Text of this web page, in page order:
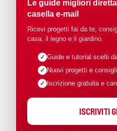
Le guide migliori
casella e-mail
Ricevi progetti fai da te,
casa, il legno e il giardino.
Guide e tutorial scelti
Nuovi progetti e
Iscrizione gratuita e
ISCRIVITI